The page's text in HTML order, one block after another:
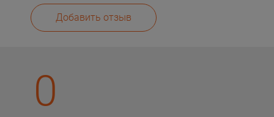
Добавить отзыв
0